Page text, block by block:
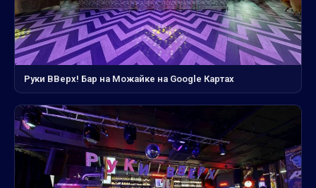
Руки ВВерх! Бар на Можайке на Google Картах